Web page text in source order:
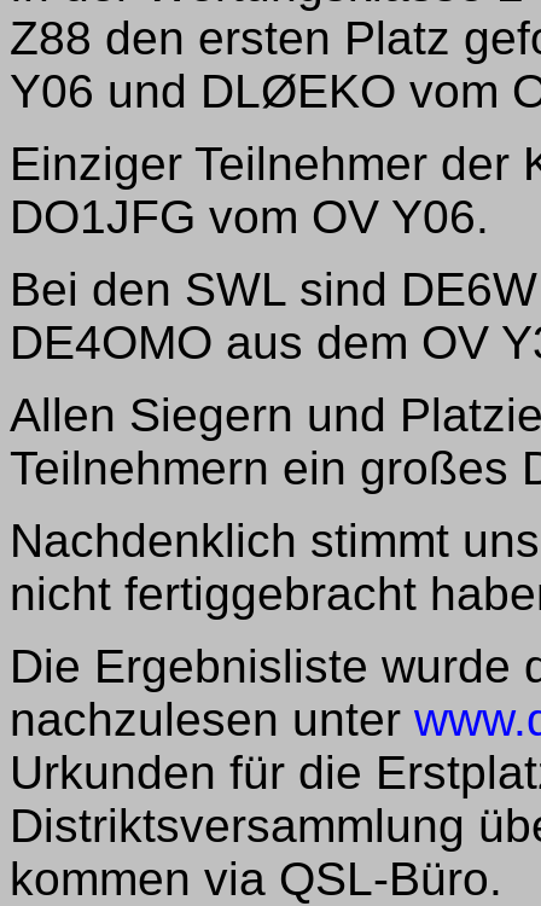
Z88 den ersten Platz
Y06 und DLØEKO vom
Einziger Teilnehmer der
DO1JFG vom OV Y06.
Bei den SWL sind
DE4OMO aus dem OV
Allen Siegern und
Teilnehmern ein großes
Nachdenklich stimmt
nicht fertiggebracht
Die Ergebnisliste wurde
nachzulesen unter
Urkunden für die
Distriktsversammlung
kommen via QSL-Büro.